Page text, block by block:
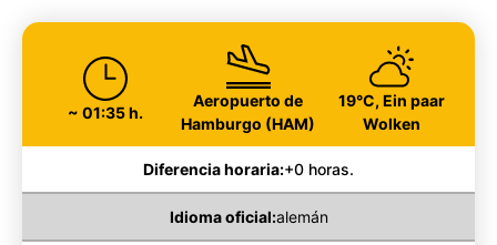
~ 01:35 h.
Aeropuerto de
Hamburgo (HAM)
19°C, Ein paar
Wolken
Diferencia horaria:+0 horas.
Idioma oficial:alemán